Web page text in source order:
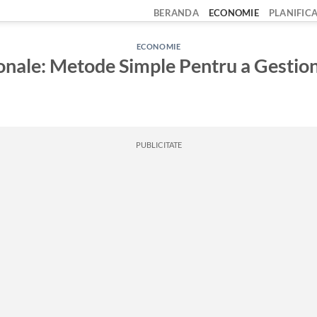
BERANDA ECONOMIE
ECONOMIE
Metode Simple Pentru a
PUBLICITATE